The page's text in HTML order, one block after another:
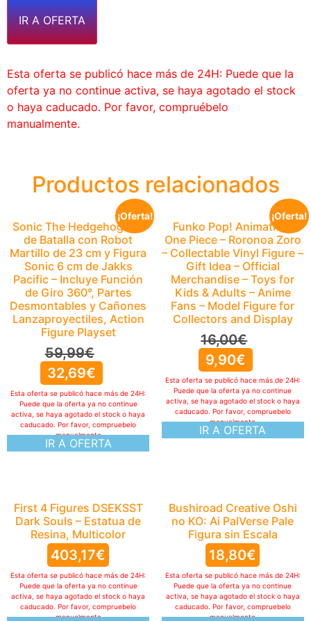
IR A OFERTA
Esta oferta se publicó hace más de 24H: Puede que la
oferta ya no continue activa, se haya agotado el stock
o haya caducado. Por favor, compruébelo
manualmente.
Productos relacionados
¡Oferta!
Sonic The Hedgehog Set
de Batalla con Robot
Martillo de 23 cm y Figura
Sonic 6 cm de Jakks
Pacific – Incluye Función
de Giro 360°, Partes
Desmontables y Cañones
Lanzaproyectiles, Action
Figure Playset
59,99€
32,69€
IR A OFERTA
Esta oferta se publicó hace más de 24H:
Puede que la oferta ya no continue
activa, se haya agotado el stock o haya
caducado. Por favor, compruebelo
manualmente
¡Oferta!
Funko Pop! Animation:
One Piece – Roronoa Zoro
– Collectable Vinyl Figure –
Gift Idea – Official
Merchandise – Toys for
Kids & Adults – Anime
Fans – Model Figure for
Collectors and Display
16,00€
9,90€
IR A OFERTA
Esta oferta se publicó hace más de 24H:
Puede que la oferta ya no continue
activa, se haya agotado el stock o haya
caducado. Por favor, compruebelo
manualmente
First 4 Figures DSEKSST
Dark Souls – Estatua de
Resina, Multicolor
403,17€
Esta oferta se publicó hace más de 24H:
Puede que la oferta ya no continue
activa, se haya agotado el stock o haya
caducado. Por favor, compruebelo
manualmente
Bushiroad Creative Oshi
no KO: Ai PalVerse Pale
Figura sin Escala
18,80€
Esta oferta se publicó hace más de 24H:
Puede que la oferta ya no continue
activa, se haya agotado el stock o haya
caducado. Por favor, compruebelo
manualmente